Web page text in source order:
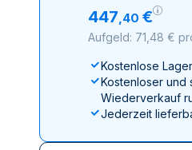
447,40 €
Aufgeld: 71,48 €
Kostenlose
Kostenloser und
Wiederverkauf
Jederzeit